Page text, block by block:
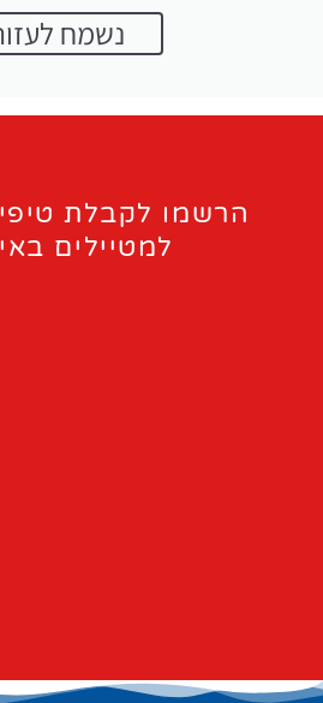
נשמח
הרשמו לקבלת
למטיילים